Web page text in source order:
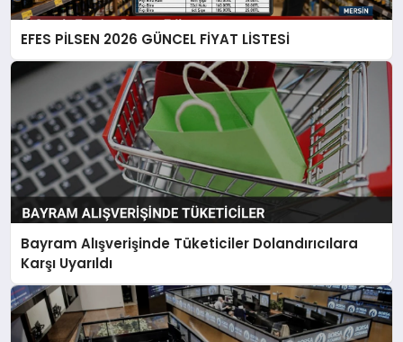
EFES PİLSEN 2026 GÜNCEL FİYAT LİSTESİ
Bayram Alışverişinde Tüketiciler Dolandırıcılara
Karşı Uyarıldı